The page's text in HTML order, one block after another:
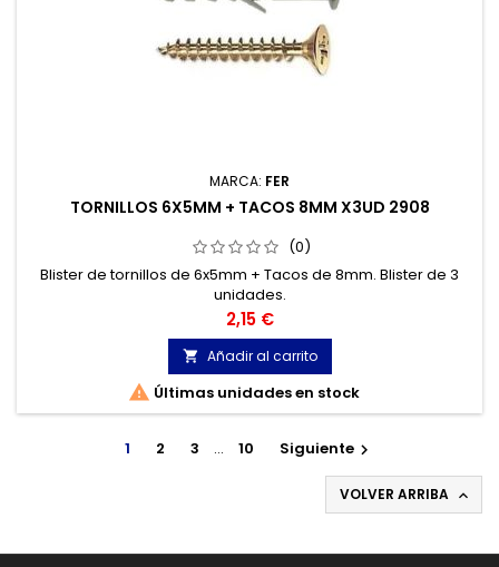
MARCA: FER
TORNILLOS 6X5MM + TACOS 8MM X3UD 2908
(0)
Blister de tornillos de 6x5mm + Tacos de 8mm. Blister de 3
unidades.
Precio
2,15 €
 Añadir al carrito
 Últimas unidades en stock
1 2 3 … 10 Siguiente 
VOLVER ARRIBA 